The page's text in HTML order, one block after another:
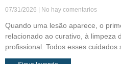
07/31/2026 No hay comentarios
Quando uma lesão aparece, o
relacionado ao curativo, à limpeza
profissional. Todos esses cuidados